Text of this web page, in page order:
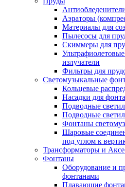
Аэраторы
Материалы для
Пылесосы для
Скиммеры для
излучатели
Фильтры для
Светомузыкальные
Кольцевые
Насадки для
Подводные
Подводные
Фонтаны
Шаровые
под углом к
Трансформаторы и
Фонтаны
Оборудование и
фонтанами
Плавающие